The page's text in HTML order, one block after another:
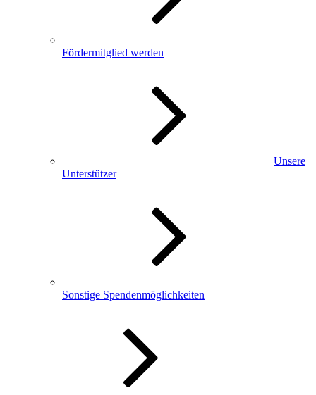
Fördermitglied werden
Unsere
Unterstützer
Sonstige Spendenmöglichkeiten